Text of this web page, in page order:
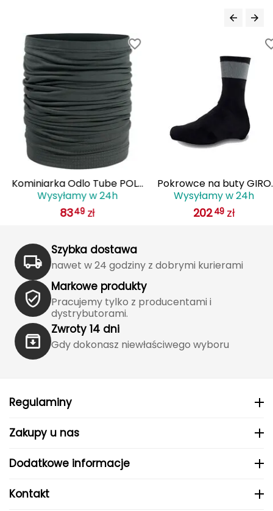
Gregory
Grivel
Gumbies
HAGLÖFS
HMS
HMS PREMIUM
Hanwag
Hoka
Hydrapak
Hydro Flask
IGLOO
INNY
Icebreaker
Icestorm
Kominiarka Odlo Tube POLY
KNIT WARM REFLECTIVE
zielona
Wysyłamy w 24h
8349 zł
Pokrowce na buty GIRO
KNIT SHOE COVER
Wysyłamy w 24h
20249 zł
Szybka dostawa
nawet w 24 godziny z dobrymi kurierami
Markowe produkty
Pracujemy tylko z producentami i
dystrybutorami.
Zwroty 14 dni
Gdy dokonasz niewłaściwego wyboru
Regulaminy
Zakupy u nas
Dodatkowe informacje
Kontakt